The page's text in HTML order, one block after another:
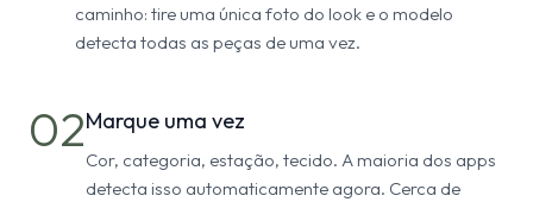
caminho: tire uma única foto do look e o modelo
detecta todas as peças de uma vez.
02Marque uma vez
Cor, categoria, estação, tecido. A maioria dos apps
detecta isso automaticamente agora. Cerca de